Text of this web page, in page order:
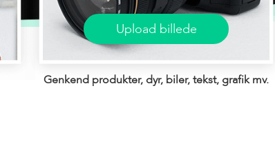
Upload billede
Genkend produkter, dyr, biler, tekst, grafik mv.